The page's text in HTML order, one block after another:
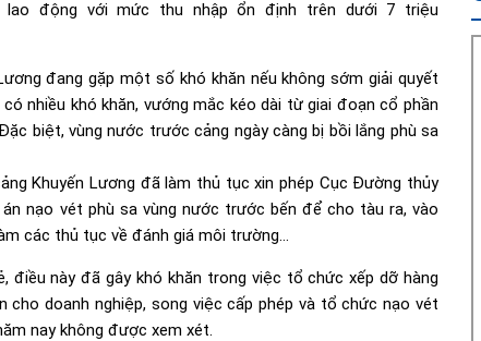
động với mức thu nhập ổn định trên dưới 7 triệu
đang gặp một số khó khăn nếu không sớm giải quyết
nhiều khó khăn, vướng mắc kéo dài từ giai đoạn cổ phần
biệt, vùng nước trước cảng ngày càng bị bồi lắng phù sa
Khuyến Lương đã làm thủ tục xin phép Cục Đường thủy
nạo vét phù sa vùng nước trước bến để cho tàu ra, vào
các thủ tục về đánh giá môi trường…
điều này đã gây khó khăn trong việc tổ chức xếp dỡ hàng
doanh nghiệp, song việc cấp phép và tổ chức nạo vét
nay không được xem xét.